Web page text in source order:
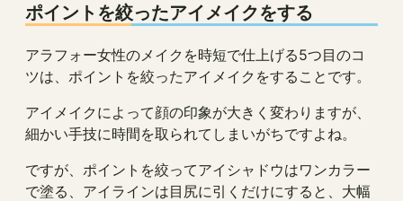
ポイントを絞ったアイメイクをする
アラフォー女性のメイクを時短で仕上げる5つ目のコ
ツは、ポイントを絞ったアイメイクをすることです。
アイメイクによって顔の印象が大きく変わりますが、
細かい手技に時間を取られてしまいがちですよね。
ですが、ポイントを絞ってアイシャドウはワンカラー
で塗る、アイラインは目尻に引くだけにすると、大幅